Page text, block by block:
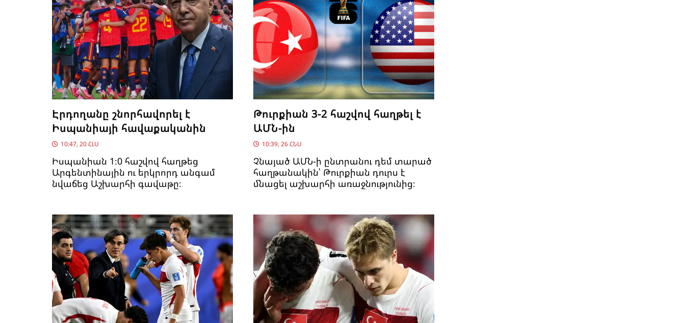
Էրդողանը շնորհավորել է
Իսպանիայի հավաքականին
10:47, 20 ՀԼՍ
Իսպանիան 1։0 հաշվով հաղթեց
Արգենտինային ու երկրորդ անգամ
նվաճեց Աշխարհի գավաթը։
Թուրքիան 3-2 հաշվով հաղթել է
ԱՄՆ-ին
10:39, 26 ՀՆՍ
Չնայած ԱՄՆ-ի ընտրանու դեմ տարած
հաղթանակին՝ Թուրքիան դուրս է
մնացել աշխարհի առաջնությունից։